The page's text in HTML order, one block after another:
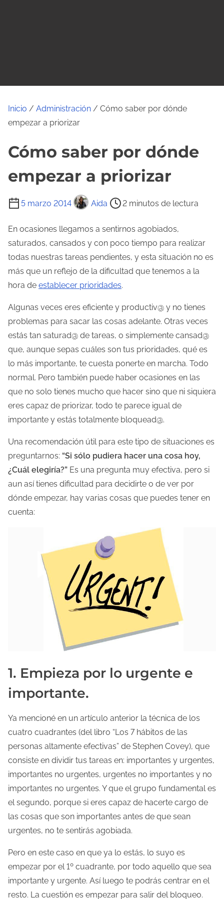
Inicio / Administración / Cómo saber por dónde
empezar a priorizar
Cómo saber por dónde
empezar a priorizar
5 marzo 2014 Aida
T
e
m
p
o
d
l
e
c
t
u
r
a
d
e
l
a
e
n
t
r
2 minutos de lectura
En ocasiones llegamos a sentirnos agobiados,
saturados, cansados y con poco tiempo para realizar
todas nuestras tareas pendientes, y esta situación no es
más que un reflejo de la dificultad que tenemos a la
hora de establecer prioridades.
Algunas veces eres eficiente y productiv@ y no tienes
problemas para sacar las cosas adelante. Otras veces
estás tan saturad@ de tareas, o simplemente cansad@
que, aunque sepas cuáles son tus prioridades, qué es
lo más importante, te cuesta ponerte en marcha. Todo
normal. Pero también puede haber ocasiones en las
que no solo tienes mucho que hacer sino que ni siquiera
eres capaz de priorizar, todo te parece igual de
importante y estás totalmente bloquead@.
Una recomendación útil para este tipo de situaciones es
preguntarnos: “Si sólo pudiera hacer una cosa hoy,
¿Cuál elegiría?” Es una pregunta muy efectiva, pero si
aun así tienes dificultad para decidirte o de ver por
dónde empezar, hay varias cosas que puedes tener en
cuenta:
1. Empieza por lo urgente e
importante.
Ya mencioné en un artículo anterior la técnica de los
cuatro cuadrantes (del libro “Los 7 hábitos de las
personas altamente efectivas” de Stephen Covey), que
consiste en dividir tus tareas en: importantes y urgentes,
importantes no urgentes, urgentes no importantes y no
importantes no urgentes. Y que el grupo fundamental es
el segundo, porque si eres capaz de hacerte cargo de
las cosas que son importantes antes de que sean
urgentes, no te sentirás agobiada.
Pero en este caso en que ya lo estás, lo suyo es
empezar por el 1º cuadrante, por todo aquello que sea
importante y urgente. Así luego te podrás centrar en el
resto. La cuestión es empezar para salir del bloqueo.